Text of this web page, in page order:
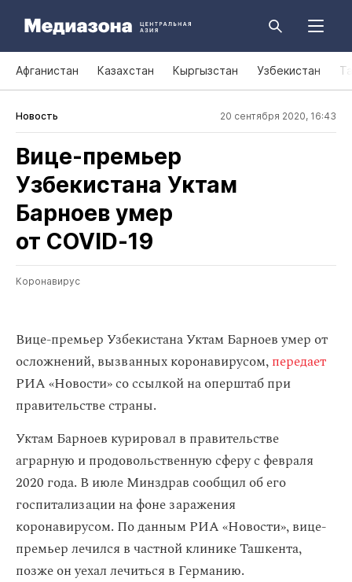
Афганистан Казахстан Кыргызстан Узбекистан
Новость 20 сентября 2020, 16:43
Вице‑премьер
Узбекистана Уктам
Барноев умер
от COVID‑19
Коронавирус
Вице-премьер Узбекистана Уктам Барноев умер от
осложнений, вызванных коронавирусом,передает
РИА «Новости» со ссылкой на оперштаб при
правительстве страны.
Уктам Барноев курировал в правительстве
аграрную и продовольственную сферу с февраля
2020 года. В июле Минздрав сообщил об его
госпитализации на фоне заражения
коронавирусом. По данным РИА «Новости», вице-
премьер лечился в частной клинике Ташкента,
позже он уехал лечиться в Германию.